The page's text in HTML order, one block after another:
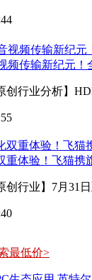
频传输新纪元
创行业分析】
体验！飞猫携
创行业】7月31
最低价>